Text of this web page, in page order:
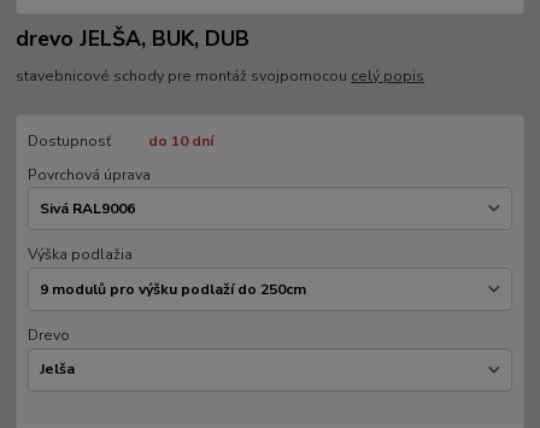
drevo JELŠA, BUK, DUB
stavebnicové schody pre montáž svojpomocou celý popis
Dostupnosť
do 10 dní
Povrchová úprava
Výška podlažia
Drevo